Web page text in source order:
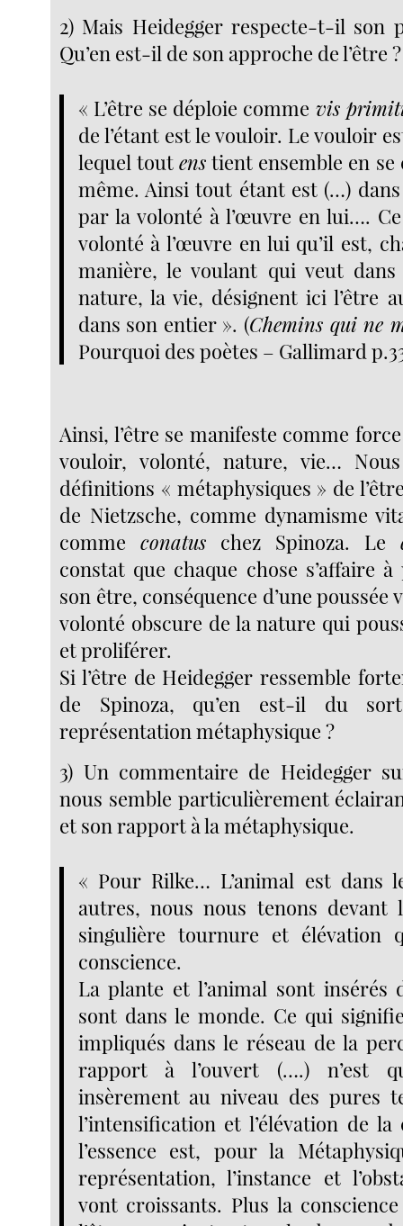
2) Mais Heidegger respecte-t-il son
Qu’en est-il de son approche de l’être ?
« L’être se déploie comme vis
de l’étant est le vouloir. Le vouloir
lequel tout enstient ensemble en
même. Ainsi tout étant est (…)
par la volonté à l’œuvre en lui….
volonté à l’œuvre en lui qu’il est,
manière, le voulant qui veut
nature, la vie, désignent ici l’être
dans son entier ». (Chemins qui ne
Pourquoi des poètes – Gallimard
Ainsi, l’être se manifeste comme
vouloir, volonté, nature, vie…
définitions « métaphysiques » de
de Nietzsche, comme dynamisme
commeconatus chez Spinoza. Le
constat que chaque chose s’affaire
son être, conséquence d’une poussée
volonté obscure de la nature qui
et proliférer.
Si l’être de Heidegger ressemble
de Spinoza, qu’en est-il du
représentation métaphysique ?
3) Un commentaire de Heidegger
nous semble particulièrement
et son rapport à la métaphysique.
« Pour Rilke… L’animal est dans
autres, nous nous tenons
singulière tournure et élévation
conscience.
La plante et l’animal sont insérés
sont dans le monde. Ce qui
impliqués dans le réseau de la
rapport à l’ouvert (….) n’est
insèrement au niveau des pures
l’intensification et l’élévation de
l’essence est, pour la
représentation, l’instance et
vont croissants. Plus la